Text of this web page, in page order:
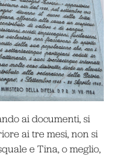
ai documenti, si
ai tre mesi, non si
e Tina, o meglio,